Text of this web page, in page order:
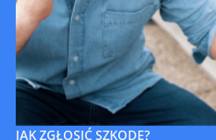
JAK ZGŁOSIĆ SZKODĘ?